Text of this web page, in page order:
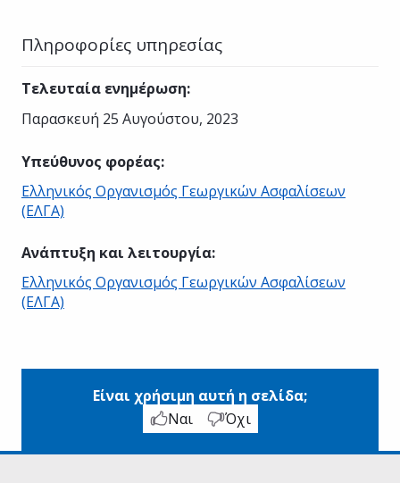
Πληροφορίες υπηρεσίας
Τελευταία ενημέρωση:
Παρασκευή 25 Αυγούστου, 2023
Υπεύθυνος φορέας:
Ελληνικός Οργανισμός Γεωργικών Ασφαλίσεων
(ΕΛΓΑ)
Ανάπτυξη και λειτουργία:
Ελληνικός Οργανισμός Γεωργικών Ασφαλίσεων
(ΕΛΓΑ)
Είναι χρήσιμη αυτή η σελίδα;
Ναι
Όχι